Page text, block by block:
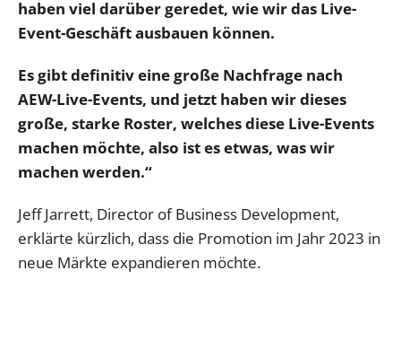
haben viel darüber geredet, wie wir das Live-
Event-Geschäft ausbauen können.
Es gibt definitiv eine große Nachfrage nach
AEW-Live-Events, und jetzt haben wir dieses
große, starke Roster, welches diese Live-Events
machen möchte, also ist es etwas, was wir
machen werden.“
Jeff Jarrett, Director of Business Development,
erklärte kürzlich, dass die Promotion im Jahr 2023 in
neue Märkte expandieren möchte.